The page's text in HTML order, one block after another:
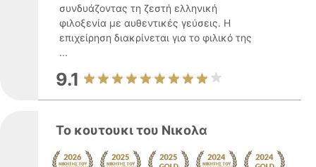
συνδυάζοντας τη ζεστή ελληνική
φιλοξενία με αυθεντικές γεύσεις. Η
επιχείρηση διακρίνεται για το φιλικό της
...
9.1
Το κουτουκι του Νικολα